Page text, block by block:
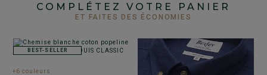
COMPLÉTEZ VOTRE PANIER
ET FAITES DES ÉCONOMIES
BEST-SELLER
+6 couleurs